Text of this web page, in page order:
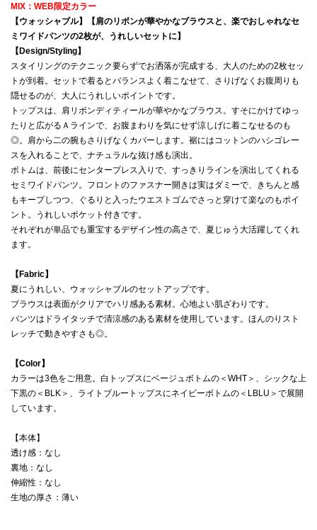
MIX：WEB限定カラー
【ウォッシャブル】【肩のリボンが華やかなブラウスと、楽でおしゃれなセ
ミワイドパンツの2枚が、うれしいセットに】
【Design/Styling】
スタイリングのテクニック要らずでお洒落が完成する、大人のための2枚セッ
トが到着。セットで着るとバランスよく着こなせて、さりげなくお腹周りも
隠せるのが、大人にうれしいポイントです。
トップスは、肩リボンディティールが華やかなブラウス。すそにかけてゆっ
たりと広がるＡラインで、お腹まわりを気にせず涼しげに着こなせるのも
◎。肩から二の腕もさりげなくカバーします。裾にはコットンのハシゴレー
スを入れることで、ナチュラルな抜け感も演出。
ボトムは、前後にセンタープレス入りで、すっきりラインを演出してくれる
セミワイドパンツ。フロントのファスナー開きは実はダミーで、きちんと感
もキープしつつ、ぐるりと入ったウエストゴムでさっと穿けて楽なのもポイ
ント。うれしいポケット付きです。
それぞれが単品でも重宝するデザイン性の高さで、夏じゅう大活躍してくれ
ます。
【Fabric】
夏にうれしい、ウォッシャブルのセットアップです。
ブラウスは表面がクリアでハリ感ある素材。心地よい肌ざわりです。
パンツはドライタッチで清涼感のある素材を使用しています。ほんのりスト
レッチで動きやすさも◎。
【Color】
カラーは3色をご用意。白トップスにベージュボトムの＜WHT＞、シックな上
下黒の＜BLK＞、ライトブルートップスにネイビーボトムの＜LBLU＞で展開
しています。
【本体】
透け感：なし
裏地：なし
伸縮性：なし
生地の厚さ：薄い